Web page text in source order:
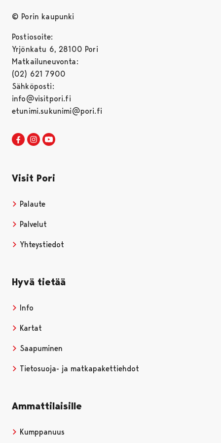
© Porin kaupunki
Postiosoite:
Yrjönkatu 6, 28100 Pori
Matkailuneuvonta:
(02) 621 7900
Sähköposti:
info@visitpori.fi
etunimi.sukunimi@pori.fi
Visit Pori Facebookissa
Avautuu uudessa välilehdessä
Visit Pori Instagrammissa
Avautuu uudessa välilehdessä
Visit Pori
Palaute
Palvelut
Yhteystiedot
Hyvä tietää
Info
Kartat
Saapuminen
Tietosuoja- ja matkapakettiehdot
Ammattilaisille
Kumppanuus